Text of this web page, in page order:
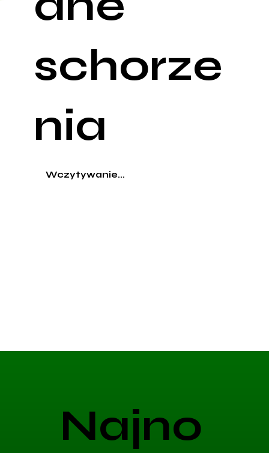
schorze
nia
Wczytywanie...
Najno